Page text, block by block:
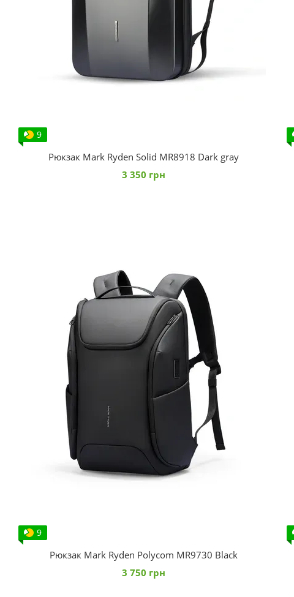
9
Рюкзак Mark Ryden Solid MR8918 Dark gray
3 350 грн
9
Рюкзак Mark Ryden Polycom MR9730 Black
3 750 грн